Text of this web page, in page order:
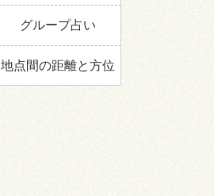
グループ占い
地点間の距離と方位